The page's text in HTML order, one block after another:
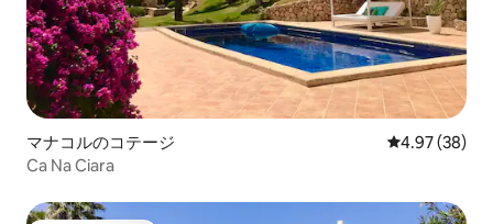
マナコルのコテージ レビュー38
4.97 (38)
Ca Na Ciara